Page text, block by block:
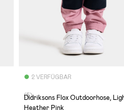
2 VERFÜGBAR
(5)
Didriksons Flox Outdoorhose,
Heather Pink